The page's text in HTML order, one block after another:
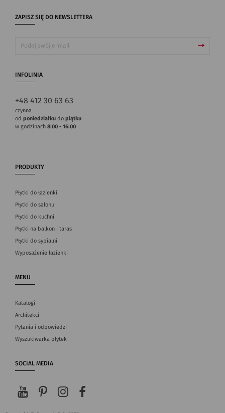
ZAPISZ SIĘ DO NEWSLETTERA
INFOLINIA
+48 412 30 63 63
czynna
od poniedziałku do piątku
w godzinach 8:00 - 16:00
PRODUKTY
Płytki do łazienki
Płytki do salonu
Płytki do kuchni
Płytki na balkon i taras
Płytki do sypialni
Wyposażenie łazienki
MENU
Katalogi
Architekci
Pytania i odpowiedzi
Wyszukiwarka płytek
SOCIAL MEDIA